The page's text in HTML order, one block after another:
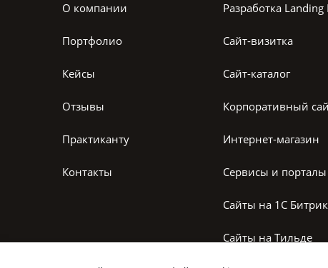
О компании
Портфолио
Кейсы
Отзывы
Практиканту
Контакты
Разработка Landing
Сайт-визитка
Сайт-каталог
Корпоративный
Интернет-магазин
Сервисы и порталы
Сайты на 1С
Сайты на Тильде